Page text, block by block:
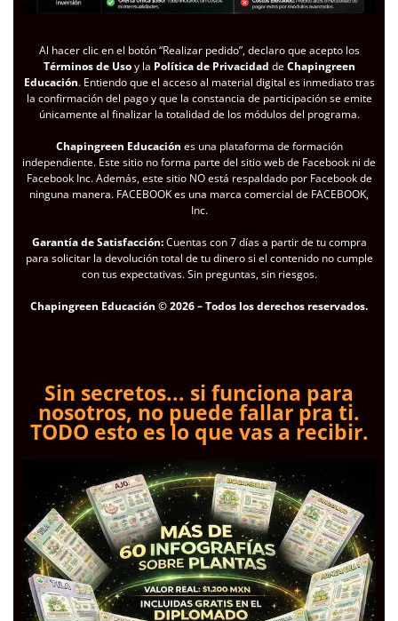
Al hacer clic en el botón “Realizar pedido”, declaro que acepto los
Términos de Usoy la Política de Privacidad de Chapingreen
Educación. Entiendo que el acceso al material digital es inmediato tras
la confirmación del pago y que la constancia de participación se emite
únicamente al finalizar la totalidad de los módulos del programa.
Chapingreen Educación es una plataforma de formación
independiente. Este sitio no forma parte del sitio web de Facebook ni de
Facebook Inc. Además, este sitio NO está respaldado por Facebook de
ninguna manera. FACEBOOK es una marca comercial de FACEBOOK,
Inc.
Garantía de Satisfacción:Cuentas con 7 días a partir de tu compra
para solicitar la devolución total de tu dinero si el contenido no cumple
con tus expectativas. Sin preguntas, sin riesgos.
Chapingreen Educación © 2026 – Todos los derechos reservados.
Sin secretos... si funciona para
nosotros, no puede fallar pra ti.
TODO esto es lo que vas a recibir.